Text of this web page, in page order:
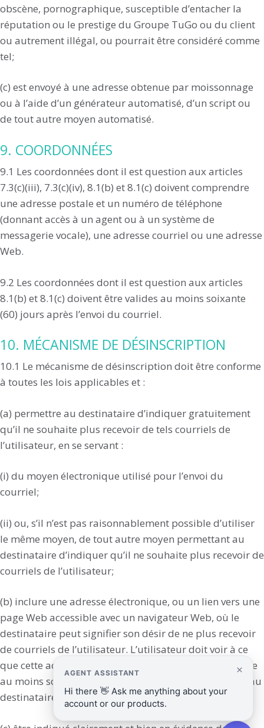
obscène, pornographique, susceptible d’entacher la
réputation ou le prestige du Groupe TuGo ou du client
ou autrement illégal, ou pourrait être considéré comme
tel;
(c) est envoyé à une adresse obtenue par moissonnage
ou à l’aide d’un générateur automatisé, d’un script ou
de tout autre moyen automatisé.
9. COORDONNÉES
9.1 Les coordonnées dont il est question aux articles
7.3(c)(iii), 7.3(c)(iv), 8.1(b) et 8.1(c) doivent comprendre
une adresse postale et un numéro de téléphone
(donnant accès à un agent ou à un système de
messagerie vocale), une adresse courriel ou une adresse
Web.
9.2 Les coordonnées dont il est question aux articles
8.1(b) et 8.1(c) doivent être valides au moins soixante
(60) jours après l’envoi du courriel.
10. MÉCANISME DE DÉSINSCRIPTION
10.1 Le mécanisme de désinscription doit être conforme
à toutes les lois applicables et :
(a) permettre au destinataire d’indiquer gratuitement
qu’il ne souhaite plus recevoir de tels courriels de
l’utilisateur, en se servant :
(i) du moyen électronique utilisé pour l’envoi du
courriel;
(ii) ou, s’il n’est pas raisonnablement possible d’utiliser
le même moyen, de tout autre moyen permettant au
destinataire d’indiquer qu’il ne souhaite plus recevoir de
courriels de l’utilisateur;
(b) inclure une adresse électronique, ou un lien vers une
page Web accessible avec un navigateur Web, où le
destinataire peut signifier son désir de ne plus recevoir
de courriels de l’utilisateur. L’utilisateur doit voir à ce
que cette adresse électronique ou page Web soit valide
au moins soixante (60) jours après l’envoi du courriel au
destinataire;